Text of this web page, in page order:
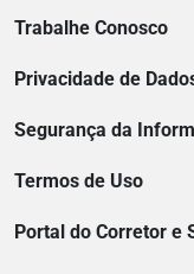
Trabalhe Conosco
Privacidade de
Segurança da
Termos de Uso
Portal do Corretor e